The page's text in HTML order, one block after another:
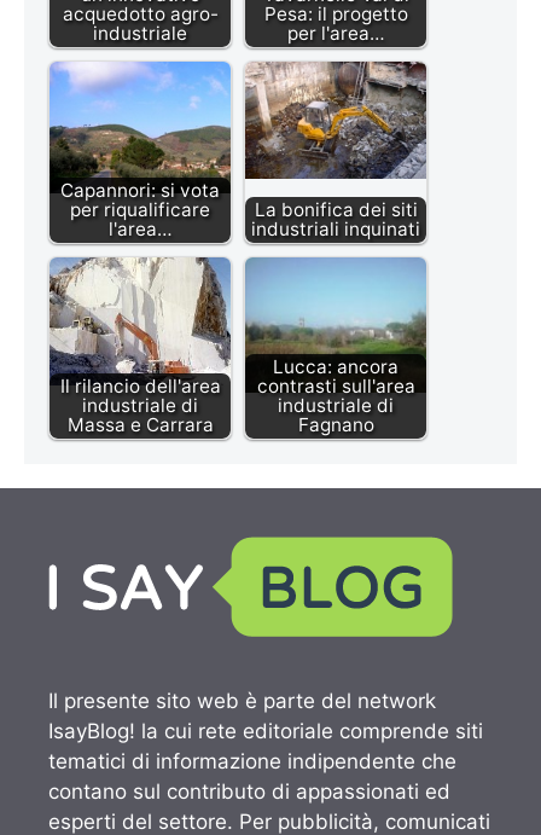
acquedotto agro-
industriale
Pesa: il progetto
per l'area…
Capannori: si vota
per riqualificare
l'area…
La bonifica dei siti
industriali inquinati
Il rilancio dell'area
industriale di
Massa e Carrara
Lucca: ancora
contrasti sull'area
industriale di
Fagnano
Il presente sito web è parte del network
IsayBlog! la cui rete editoriale comprende siti
tematici di informazione indipendente che
contano sul contributo di appassionati ed
esperti del settore. Per pubblicità, comunicati